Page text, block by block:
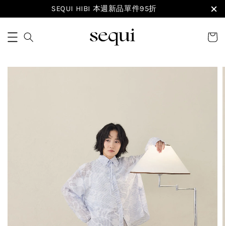
SEQUI HIBI 本週新品單件95折